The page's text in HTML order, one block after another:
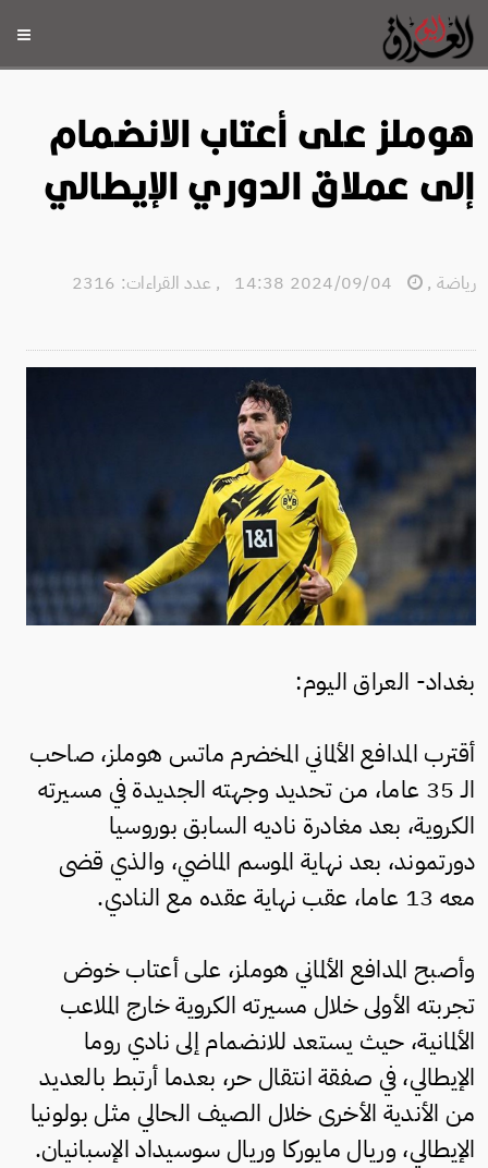
هوملز على أعتاب الانضمام
إلى عملاق الدوري الإيطالي
رياضة ,
, عدد القراءات: 2316
بغداد- العراق اليوم:
أقترب المدافع الألماني المخضرم ماتس هوملز، صاحب
الـ 35 عاما، من تحديد وجهته الجديدة في مسيرته
الكروية، بعد مغادرة ناديه السابق بوروسيا
دورتموند، بعد نهاية الموسم الماضي، والذي قضى
معه 13 عاما، عقب نهاية عقده مع النادي.
وأصبح المدافع الألماني هوملز، على أعتاب خوض
تجربته الأولى خلال مسيرته الكروية خارج الملاعب
الألمانية، حيث يستعد للانضمام إلى نادي روما
الإيطالي، في صفقة انتقال حر، بعدما أرتبط بالعديد
من الأندية الأخرى خلال الصيف الحالي مثل بولونيا
الإيطالي، وريال مايوركا وريال سوسيداد الإسبانيان.